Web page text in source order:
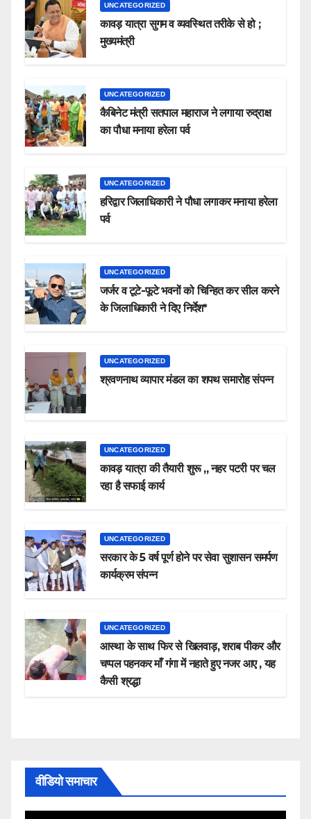
UNCATEGORIZED
कावड़ यात्रा सुगम व व्यवस्थित तरीके से हो ;
मुख्यमंत्री
UNCATEGORIZED
कैबिनेट मंत्री सतपाल महाराज ने लगाया रुद्राक्ष
का पौधा मनाया हरेला पर्व
UNCATEGORIZED
हरिद्वार जिलाधिकारी ने पौधा लगाकर मनाया हरेला
पर्व
UNCATEGORIZED
जर्जर व टूटे-फूटे भवनों को चिन्हित कर सील करने
के जिलाधिकारी ने दिए निर्देश*
UNCATEGORIZED
श्रवणनाथ व्यापार मंडल का शपथ समारोह संपन्न
UNCATEGORIZED
कावड़ यात्रा की तैयारी शुरू ,, नहर पटरी पर चल
रहा है सफाई कार्य
UNCATEGORIZED
सरकार के 5 वर्ष पूर्ण होने पर सेवा सुशासन समर्पण
कार्यक्रम संपन्न
UNCATEGORIZED
आस्था के साथ फिर से खिलवाड़, शराब पीकर और
चप्पल पहनकर माँ गंगा में नहाते हुए नजर आए , यह
कैसी श्रद्धा
वीडियो समाचार